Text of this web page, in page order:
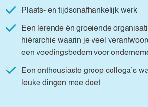
Plaats- en tijdsonafhankelijk werk
Een lerende én groeiende
hiërarchie waarin je veel
een voedingsbodem voor
Een enthousiaste groep collega’s
leuke dingen mee doet